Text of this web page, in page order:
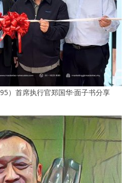
）首席执行官郑国华·面子书分享